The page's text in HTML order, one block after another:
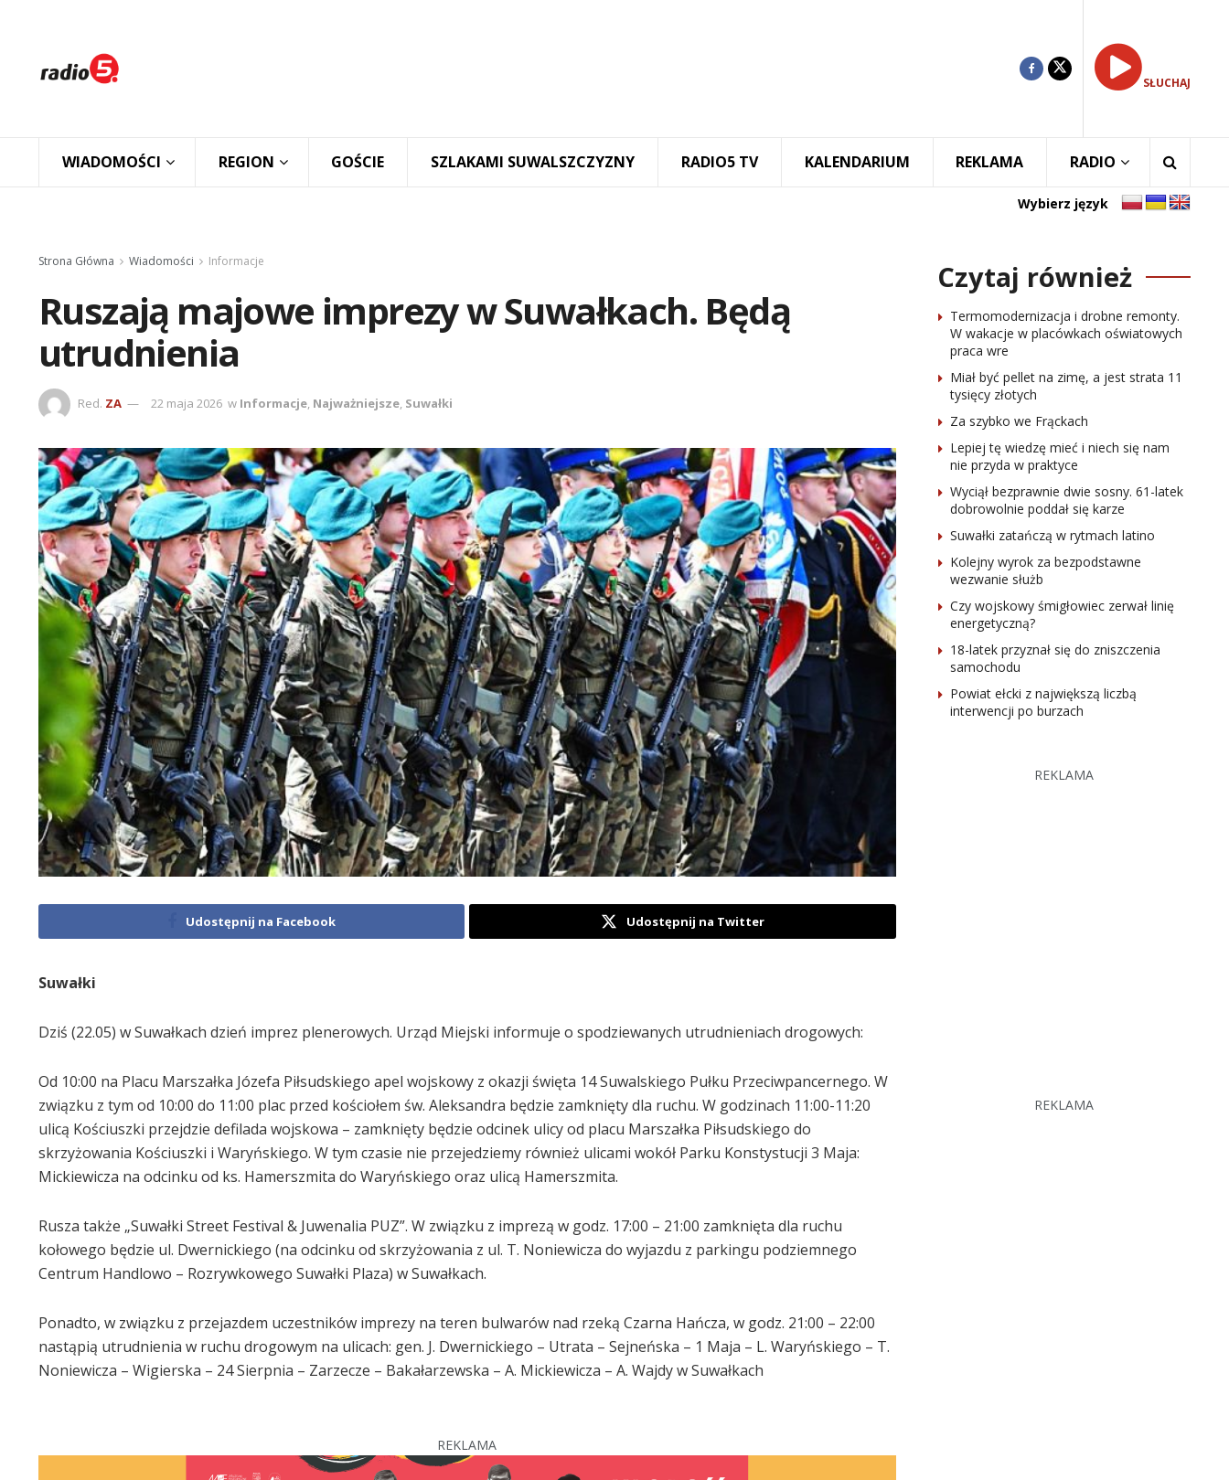
SŁUCHAJ
WIADOMOŚCI REGION GOŚCIE SZLAKAMI SUWALSZCZYZNY RADIO5 TV KALENDARIUM REKLAMA RADIO
Wybierz język
Strona Główna Wiadomości Informacje
Ruszają majowe imprezy w Suwałkach. Będą
utrudnienia
Red. ZA 22 maja 2026 w Informacje, Najważniejsze, Suwałki
Udostępnij na Facebook Udostępnij na Twitter
Suwałki
Dziś (22.05) w Suwałkach dzień imprez plenerowych. Urząd Miejski informuje o spodziewanych utrudnieniach drogowych:
Od 10:00 na Placu Marszałka Józefa Piłsudskiego apel wojskowy z okazji święta 14 Suwalskiego Pułku Przeciwpancernego. W
związku z tym od 10:00 do 11:00 plac przed kościołem św. Aleksandra będzie zamknięty dla ruchu. W godzinach 11:00-11:20
ulicą Kościuszki przejdzie defilada wojskowa – zamknięty będzie odcinek ulicy od placu Marszałka Piłsudskiego do
skrzyżowania Kościuszki i Waryńskiego. W tym czasie nie przejedziemy również ulicami wokół Parku Konstystucji 3 Maja:
Mickiewicza na odcinku od ks. Hamerszmita do Waryńskiego oraz ulicą Hamerszmita.
Rusza także „Suwałki Street Festival & Juwenalia PUZ”. W związku z imprezą w godz. 17:00 – 21:00 zamknięta dla ruchu
kołowego będzie ul. Dwernickiego (na odcinku od skrzyżowania z ul. T. Noniewicza do wyjazdu z parkingu podziemnego
Centrum Handlowo – Rozrywkowego Suwałki Plaza) w Suwałkach.
Ponadto, w związku z przejazdem uczestników imprezy na teren bulwarów nad rzeką Czarna Hańcza, w godz. 21:00 – 22:00
nastąpią utrudnienia w ruchu drogowym na ulicach: gen. J. Dwernickiego – Utrata – Sejneńska – 1 Maja – L. Waryńskiego – T.
Noniewicza – Wigierska – 24 Sierpnia – Zarzecze – Bakałarzewska – A. Mickiewicza – A. Wajdy w Suwałkach
REKLAMA
Czytaj również
Termomodernizacja i drobne remonty.
W wakacje w placówkach oświatowych
praca wre
Miał być pellet na zimę, a jest strata 11
tysięcy złotych
Za szybko we Frąckach
Lepiej tę wiedzę mieć i niech się nam
nie przyda w praktyce
Wyciął bezprawnie dwie sosny. 61-latek
dobrowolnie poddał się karze
Suwałki zatańczą w rytmach latino
Kolejny wyrok za bezpodstawne
wezwanie służb
Czy wojskowy śmigłowiec zerwał linię
energetyczną?
18-latek przyznał się do zniszczenia
samochodu
Powiat ełcki z największą liczbą
interwencji po burzach
REKLAMA
REKLAMA